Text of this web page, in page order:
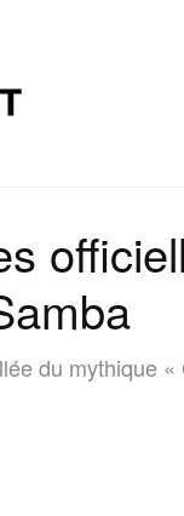
du mythique «